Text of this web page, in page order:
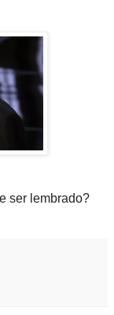
ser lembrado?